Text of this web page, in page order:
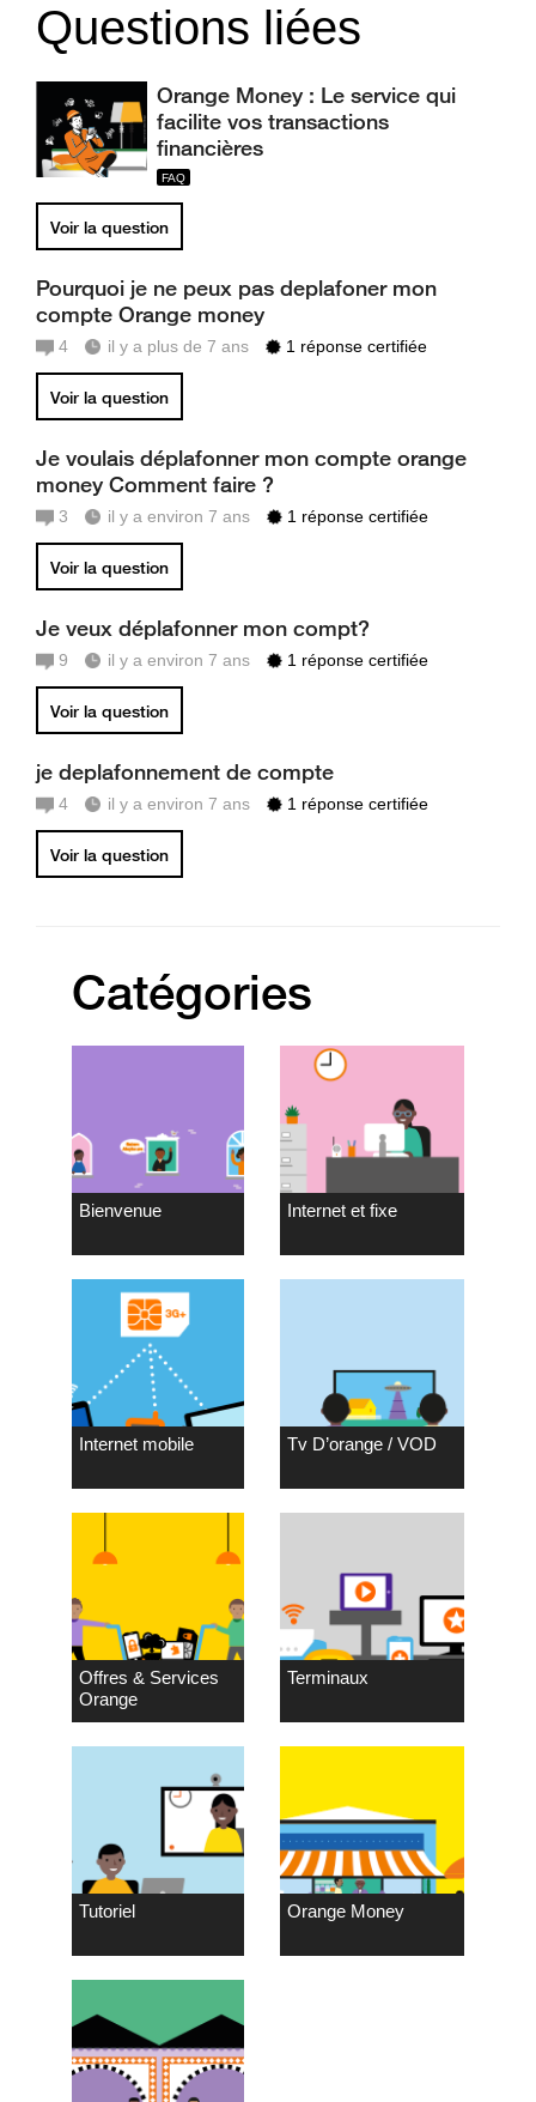
Questions liées
Orange Money : Le service qui
facilite vos transactions
financières
Voir la question
Pourquoi je ne peux pas deplafoner mon
compte Orange money
4 il y a plus de 7 ans 1 réponse certifiée
Voir la question
Je voulais déplafonner mon compte orange
money Comment faire ?
3 il y a environ 7 ans 1 réponse certifiée
Voir la question
Je veux déplafonner mon compt?
9 il y a environ 7 ans 1 réponse certifiée
Voir la question
je deplafonnement de compte
4 il y a environ 7 ans 1 réponse certifiée
Voir la question
Catégories
Bienvenue Internet et fixe
Internet mobile Tv D’orange / VOD
Offres & Services
Orange
Terminaux
Tutoriel Orange Money